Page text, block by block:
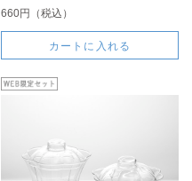
660円（税込）
カートに入れる